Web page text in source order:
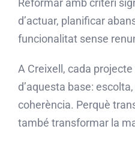
Reformar amb criteri
d’actuar, planificar
funcionalitat sense
A Creixell, cada
d’aquesta base:
coherència. Perquè
també transformar la